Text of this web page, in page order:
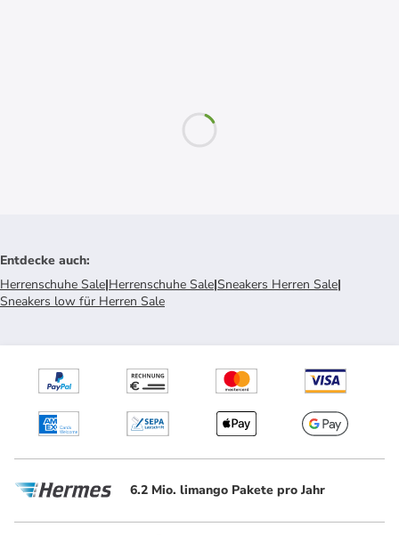
Entdecke auch:
Herrenschuhe Sale|Herrenschuhe Sale|Sneakers Herren Sale|
Sneakers low für Herren Sale
6.2 Mio. limango Pakete pro Jahr